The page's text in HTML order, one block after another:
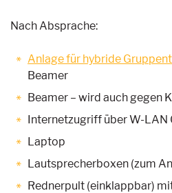
Nach Absprache:
Anlage für hybride
Beamer
Beamer – wird auch gegen
Internetzugriff über W-LAN
Laptop
Lautsprecherboxen (zum
Rednerpult (einklappbar)